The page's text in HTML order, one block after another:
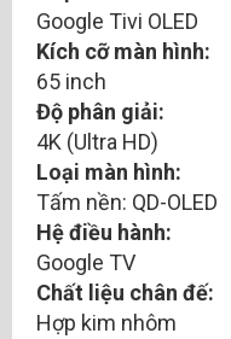
Google Tivi OLED
Kích cỡ màn hình:
65 inch
Độ phân giải:
4K (Ultra HD)
Loại màn hình:
Tấm nền: QD-OLED
Hệ điều hành:
Google TV
Chất liệu chân đế:
Hợp kim nhôm